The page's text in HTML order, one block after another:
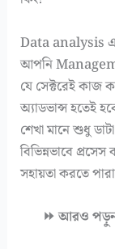
Data analysis
আপনি
যে সেক্টরেই
অ্যাডভান্স হতেই
শেখা মানে শুধু
বিভিন্নভাবে
সহায়তা করতে
⏩ আরও